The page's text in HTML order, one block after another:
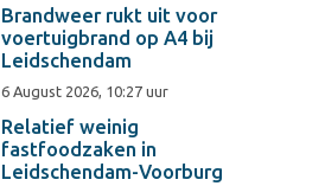
Brandweer rukt uit voor
voertuigbrand op A4 bij
Leidschendam
6 August 2026, 10:27 uur
Relatief weinig
fastfoodzaken in
Leidschendam-Voorburg